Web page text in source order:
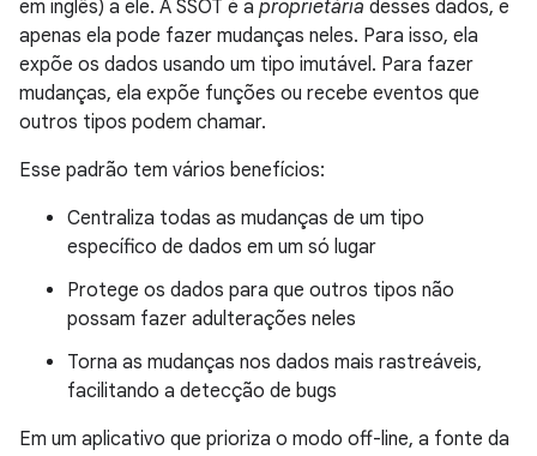
em inglês) a ele. A SSOT é a proprietária desses dados, e
apenas ela pode fazer mudanças neles. Para isso, ela
expõe os dados usando um tipo imutável. Para fazer
mudanças, ela expõe funções ou recebe eventos que
outros tipos podem chamar.
Esse padrão tem vários benefícios:
Centraliza todas as mudanças de um tipo
específico de dados em um só lugar
Protege os dados para que outros tipos não
possam fazer adulterações neles
Torna as mudanças nos dados mais rastreáveis,
facilitando a detecção de bugs
Em um aplicativo que prioriza o modo off-line, a fonte da